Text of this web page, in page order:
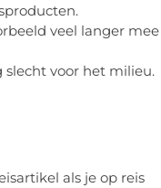
veel langer mee
voor het milieu.
als je op reis